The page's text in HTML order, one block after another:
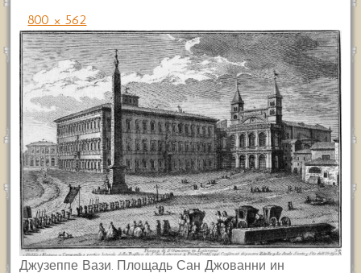
800 × 562
Джузеппе Вази. Площадь Сан Джованни ин